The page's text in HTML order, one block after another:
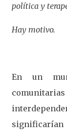
política y
Hay motivo.
En un
significarían